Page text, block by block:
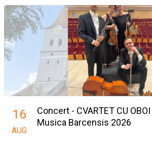
16
AUG
Concert - CVARTET CU
Musica Barcensis 2026